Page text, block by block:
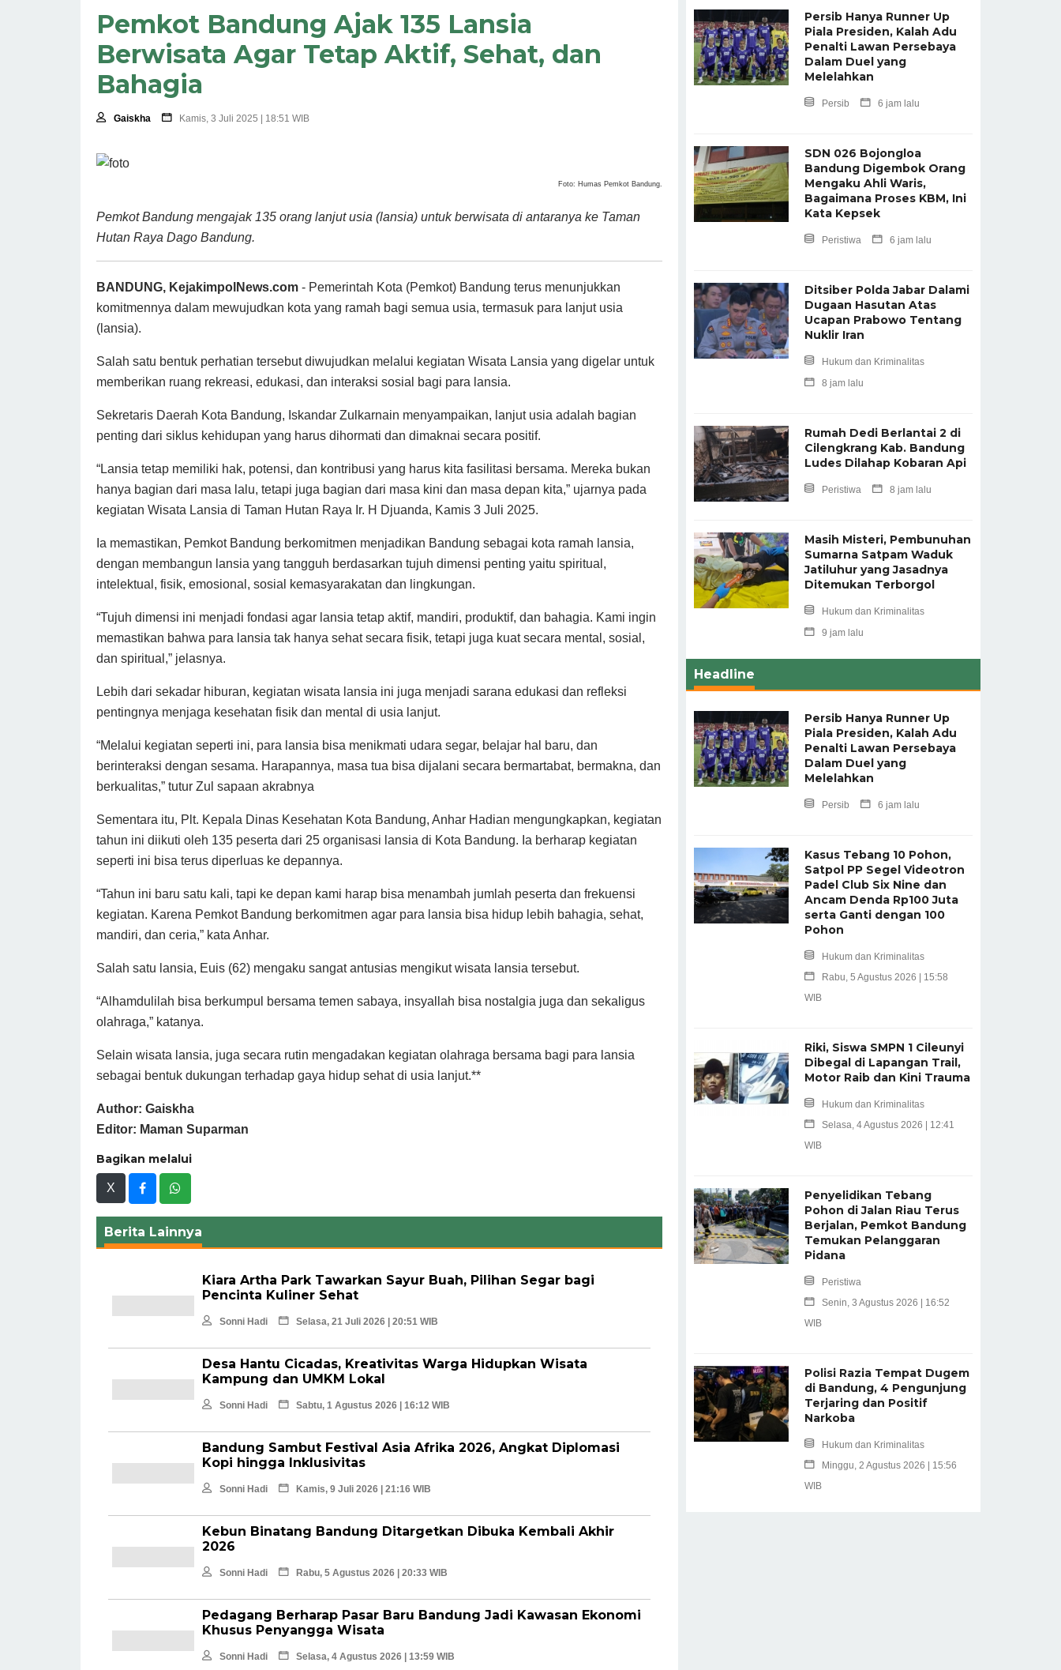
Pemkot Bandung Ajak 135 Lansia
Berwisata Agar Tetap Aktif, Sehat, dan
Bahagia
Gaiskha Kamis, 3 Juli 2025 | 18:51 WIB
Foto: Humas Pemkot Bandung.
Pemkot Bandung mengajak 135 orang lanjut usia (lansia) untuk berwisata di antaranya ke Taman
Hutan Raya Dago Bandung.
BANDUNG, KejakimpolNews.com - Pemerintah Kota (Pemkot) Bandung terus menunjukkan
komitmennya dalam mewujudkan kota yang ramah bagi semua usia, termasuk para lanjut usia
(lansia).
Salah satu bentuk perhatian tersebut diwujudkan melalui kegiatan Wisata Lansia yang digelar untuk
memberikan ruang rekreasi, edukasi, dan interaksi sosial bagi para lansia.
Sekretaris Daerah Kota Bandung, Iskandar Zulkarnain menyampaikan, lanjut usia adalah bagian
penting dari siklus kehidupan yang harus dihormati dan dimaknai secara positif.
“Lansia tetap memiliki hak, potensi, dan kontribusi yang harus kita fasilitasi bersama. Mereka bukan
hanya bagian dari masa lalu, tetapi juga bagian dari masa kini dan masa depan kita,” ujarnya pada
kegiatan Wisata Lansia di Taman Hutan Raya Ir. H Djuanda, Kamis 3 Juli 2025.
Ia memastikan, Pemkot Bandung berkomitmen menjadikan Bandung sebagai kota ramah lansia,
dengan membangun lansia yang tangguh berdasarkan tujuh dimensi penting yaitu spiritual,
intelektual, fisik, emosional, sosial kemasyarakatan dan lingkungan.
“Tujuh dimensi ini menjadi fondasi agar lansia tetap aktif, mandiri, produktif, dan bahagia. Kami ingin
memastikan bahwa para lansia tak hanya sehat secara fisik, tetapi juga kuat secara mental, sosial,
dan spiritual,” jelasnya.
Lebih dari sekadar hiburan, kegiatan wisata lansia ini juga menjadi sarana edukasi dan refleksi
pentingnya menjaga kesehatan fisik dan mental di usia lanjut.
“Melalui kegiatan seperti ini, para lansia bisa menikmati udara segar, belajar hal baru, dan
berinteraksi dengan sesama. Harapannya, masa tua bisa dijalani secara bermartabat, bermakna, dan
berkualitas,” tutur Zul sapaan akrabnya
Sementara itu, Plt. Kepala Dinas Kesehatan Kota Bandung, Anhar Hadian mengungkapkan, kegiatan
tahun ini diikuti oleh 135 peserta dari 25 organisasi lansia di Kota Bandung. Ia berharap kegiatan
seperti ini bisa terus diperluas ke depannya.
“Tahun ini baru satu kali, tapi ke depan kami harap bisa menambah jumlah peserta dan frekuensi
kegiatan. Karena Pemkot Bandung berkomitmen agar para lansia bisa hidup lebih bahagia, sehat,
mandiri, dan ceria,” kata Anhar.
Salah satu lansia, Euis (62) mengaku sangat antusias mengikut wisata lansia tersebut.
“Alhamdulilah bisa berkumpul bersama temen sabaya, insyallah bisa nostalgia juga dan sekaligus
olahraga,” katanya.
Selain wisata lansia, juga secara rutin mengadakan kegiatan olahraga bersama bagi para lansia
sebagai bentuk dukungan terhadap gaya hidup sehat di usia lanjut.**
Author: Gaiskha
Editor: Maman Suparman
Bagikan melalui
X
Berita Lainnya
Kiara Artha Park Tawarkan Sayur Buah, Pilihan Segar bagi
Pencinta Kuliner Sehat
Sonni Hadi Selasa, 21 Juli 2026 | 20:51 WIB
Desa Hantu Cicadas, Kreativitas Warga Hidupkan Wisata
Kampung dan UMKM Lokal
Sonni Hadi Sabtu, 1 Agustus 2026 | 16:12 WIB
Bandung Sambut Festival Asia Afrika 2026, Angkat Diplomasi
Kopi hingga Inklusivitas
Sonni Hadi Kamis, 9 Juli 2026 | 21:16 WIB
Kebun Binatang Bandung Ditargetkan Dibuka Kembali Akhir
2026 ‎
Sonni Hadi Rabu, 5 Agustus 2026 | 20:33 WIB
Pedagang Berharap Pasar Baru Bandung Jadi Kawasan Ekonomi
Khusus Penyangga Wisata ‎
Sonni Hadi Selasa, 4 Agustus 2026 | 13:59 WIB
Persib Hanya Runner Up
Piala Presiden, Kalah Adu
Penalti Lawan Persebaya
Dalam Duel yang
Melelahkan
Persib 6 jam lalu
SDN 026 Bojongloa
Bandung Digembok Orang
Mengaku Ahli Waris,
Bagaimana Proses KBM, Ini
Kata Kepsek
Peristiwa 6 jam lalu
Ditsiber Polda Jabar Dalami
Dugaan Hasutan Atas
Ucapan Prabowo Tentang
Nuklir Iran
Hukum dan Kriminalitas
8 jam lalu
Rumah Dedi Berlantai 2 di
Cilengkrang Kab. Bandung
Ludes Dilahap Kobaran Api
Peristiwa 8 jam lalu
Masih Misteri, Pembunuhan
Sumarna Satpam Waduk
Jatiluhur yang Jasadnya
Ditemukan Terborgol
Hukum dan Kriminalitas
9 jam lalu
Headline
Persib Hanya Runner Up
Piala Presiden, Kalah Adu
Penalti Lawan Persebaya
Dalam Duel yang
Melelahkan
Persib 6 jam lalu
Kasus Tebang 10 Pohon,
Satpol PP Segel Videotron
Padel Club Six Nine dan
Ancam Denda Rp100 Juta
serta Ganti dengan 100
Pohon
Hukum dan Kriminalitas
Rabu, 5 Agustus 2026 | 15:58
WIB
Riki, Siswa SMPN 1 Cileunyi
Dibegal di Lapangan Trail,
Motor Raib dan Kini Trauma
Hukum dan Kriminalitas
Selasa, 4 Agustus 2026 | 12:41
WIB
Penyelidikan Tebang
Pohon di Jalan Riau Terus
Berjalan, Pemkot Bandung
Temukan Pelanggaran
Pidana
Peristiwa
Senin, 3 Agustus 2026 | 16:52
WIB
Polisi Razia Tempat Dugem
di Bandung, 4 Pengunjung
Terjaring dan Positif
Narkoba
Hukum dan Kriminalitas
Minggu, 2 Agustus 2026 | 15:56
WIB